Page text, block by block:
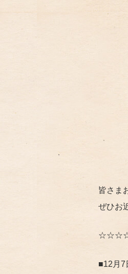
皆さま
ぜひお
■12月7